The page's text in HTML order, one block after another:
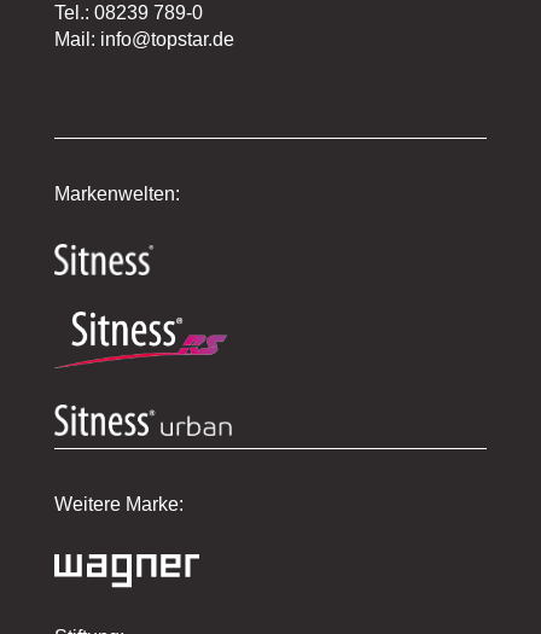
Tel.: 08239 789-0
Mail: info@topstar.de
Markenwelten:
Weitere Marke: